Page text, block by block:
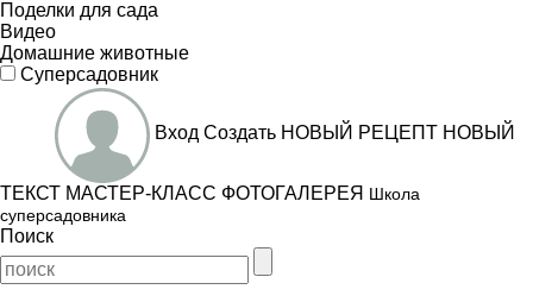
Поделки для сада
Видео
Домашние животные
Суперсадовник
Вход Создать НОВЫЙ РЕЦЕПТ НОВЫЙ
ТЕКСТ МАСТЕР-КЛАСС ФОТОГАЛЕРЕЯ Школа
суперсадовника
Поиск